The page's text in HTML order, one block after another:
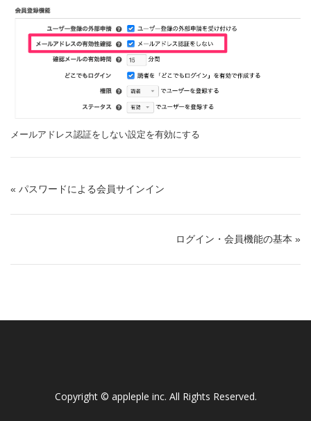
メールアドレス認証をしない設定を有効にする
« パスワードによる会員サインイン
ログイン・会員機能の基本 »
Copyright © appleple inc. All Rights Reserved.